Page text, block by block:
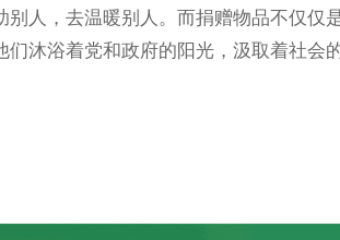
人，去温暖别人。而捐赠物品不仅仅
沐浴着党和政府的阳光，汲取着社会